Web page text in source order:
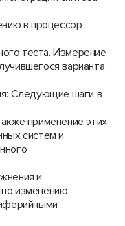
в процессор
теста. Измерение
варианта
Следующие шаги в
применение этих
систем и
и
изменению